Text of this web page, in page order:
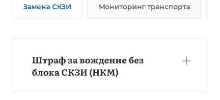
Замена СКЗИ Мониторинг транспорта
Штраф за вождение без
блока СКЗИ (НКМ)